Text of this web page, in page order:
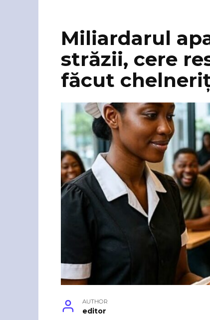
Miliardarul
străzii, cere
făcut
AUTHOR
editor